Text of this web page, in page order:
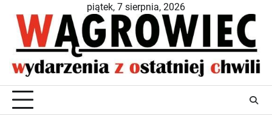
content
piątek, 7 sierpnia, 2026